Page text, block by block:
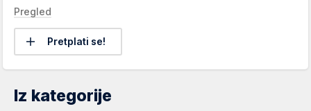
Pregled
Pretplati se!
Iz kategorije